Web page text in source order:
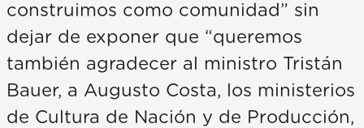
construimos como comunidad” sin
dejar de exponer que “queremos
también agradecer al ministro Tristán
Bauer, a Augusto Costa, los ministerios
de Cultura de Nación y de Producción,